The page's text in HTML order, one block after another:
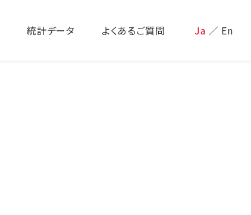
統計データ よくあるご質問 Ja ／ En